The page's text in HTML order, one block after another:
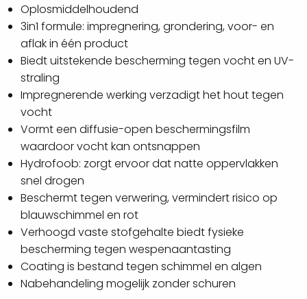
Oplosmiddelhoudend
3in1 formule: impregnering, grondering, voor- en
aflak in één product
Biedt uitstekende bescherming tegen vocht en UV-
straling
Impregnerende werking verzadigt het hout tegen
vocht
Vormt een diffusie-open beschermingsfilm
waardoor vocht kan ontsnappen
Hydrofoob: zorgt ervoor dat natte oppervlakken
snel drogen
Beschermt tegen verwering, vermindert risico op
blauwschimmel en rot
Verhoogd vaste stofgehalte biedt fysieke
bescherming tegen wespenaantasting
Coating is bestand tegen schimmel en algen
Nabehandeling mogelijk zonder schuren